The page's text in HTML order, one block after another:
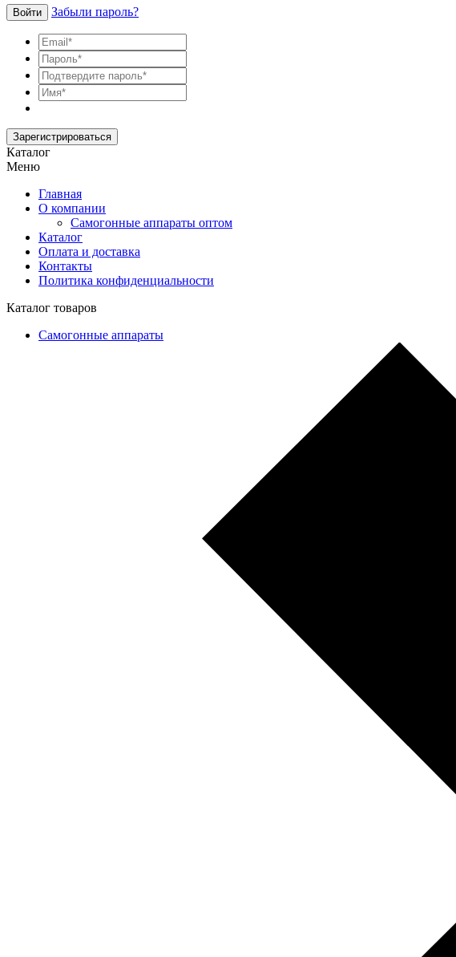
Войти Забыли пароль?
Зарегистрироваться
Каталог
Меню
Главная
О компании
Самогонные аппараты оптом
Каталог
Оплата и доставка
Контакты
Политика конфиденциальности
Каталог товаров
Самогонные аппараты